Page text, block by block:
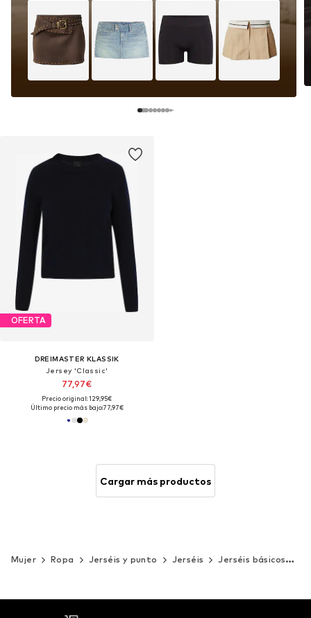
OFERTA
DREIMASTER KLASSIK
Jersey 'Classic'
77,97€
Precio original: 129,95€
Último precio más bajo:77,97€
Cargar más productos
Mujer Ropa Jerséis y punto Jerséis Jerséis básicos